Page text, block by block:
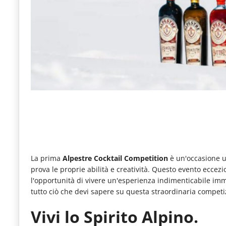
dell'alimentazione,
del
Food
Service
tutte
La prima Alpestre Cocktail Competition è un'occasione
prova le proprie abilità e creatività. Questo evento
l'opportunità di vivere un'esperienza indimenticabile
tutto ciò che devi sapere su questa straordinaria
Vivi lo Spirito Alpino.